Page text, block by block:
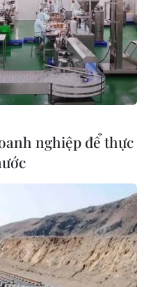
TÁM, KHÚC THANH
định sử dụng
Thông tin và Truyền thông
nghiệp để thực